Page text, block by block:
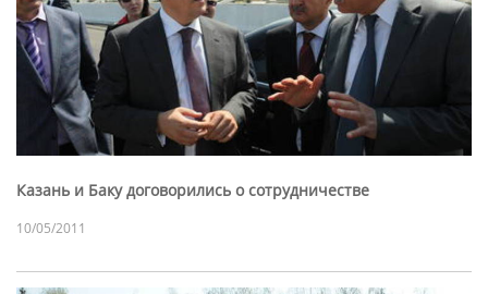
Казань и Баку договорились о сотрудничестве
10/05/2011